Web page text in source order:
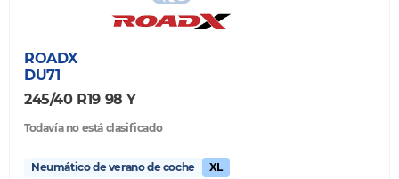
ROADX
DU71
245/40 R19 98 Y
Todavía no está clasificado
Neumático de verano de coche XL